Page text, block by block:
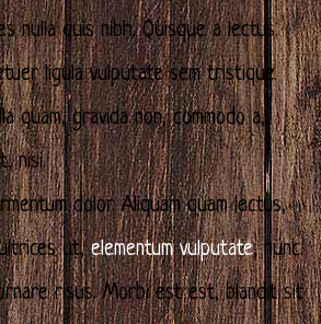
nulla quis nibh. Quisque a lectus.
ligula vulputate sem tristique
quam, gravida non, commodo a,
nisi.
dolor. Aliquam quam lectus,
ut,elementum vulputate, nunc.
risus. Morbi est est, blandit sit